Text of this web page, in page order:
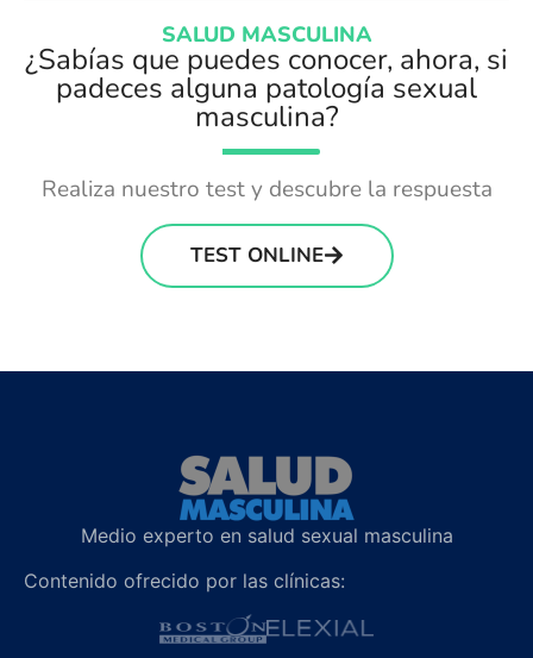
SALUD MASCULINA
¿Sabías que puedes conocer, ahora, si
padeces alguna patología sexual
masculina?
Realiza nuestro test y descubre la respuesta
TEST ONLINE
Medio experto en salud sexual masculina
Contenido ofrecido por las clínicas: